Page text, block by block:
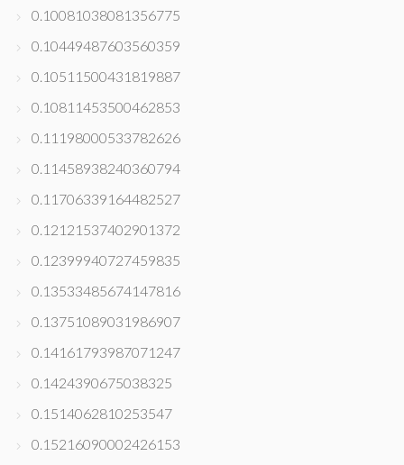
0.10081038081356775
0.10449487603560359
0.10511500431819887
0.10811453500462853
0.11198000533782626
0.11458938240360794
0.11706339164482527
0.12121537402901372
0.12399940727459835
0.13533485674147816
0.13751089031986907
0.14161793987071247
0.1424390675038325
0.1514062810253547
0.15216090002426153